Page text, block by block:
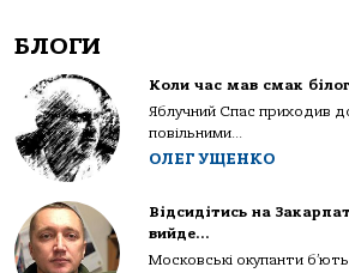
БЛОГИ
Коли час мав смак
Яблучний Спас приходив
повільними...
ОЛЕГ УЩЕНКО
Відсидітись на
вийде…
Московські окупанти